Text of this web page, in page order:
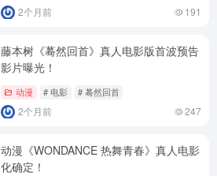
2个月前 191
藤本树《蓦然回首》真人电影版首波预告
影片曝光！
动漫 # 电影 # 蓦然回首
2个月前 247
动漫《WONDANCE 热舞青春》真人电影
化确定！